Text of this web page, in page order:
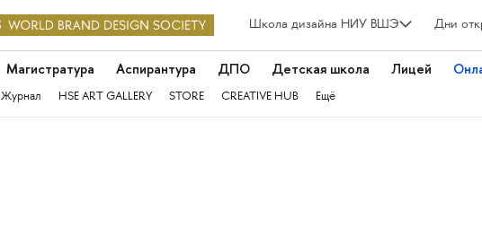
Школа дизайна НИУ ВШЭ Дни
Магистратура Аспирантура ДПО Детская школа Лицей
Журнал HSE ART GALLERY STORE CREATIVE HUB Ещё